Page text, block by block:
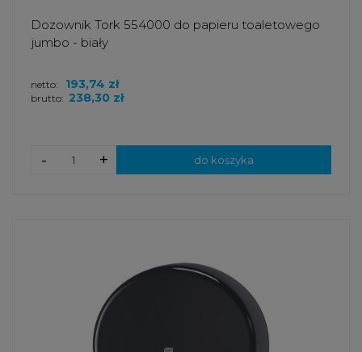
Dozownik Tork 554000 do papieru toaletowego
jumbo - biały
brutto: 238,30 zł
netto: 193,74 zł
+
- do koszyka